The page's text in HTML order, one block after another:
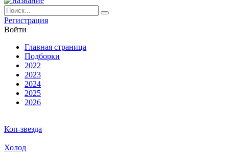
Ре­ги­ст­ра­ция
Вой­ти
Глав­ная стра­ни­ца
Подборки
2022
2023
2024
2025
2026
Коп-звезда
Холод